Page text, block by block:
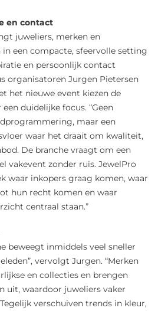
en contact
juweliers, merken en
in een compacte, sfeervolle setting
en persoonlijk contact
organisatoren Jurgen Pietersen
het nieuwe event kiezen de
duidelijke focus. “Geen
maar een
waar het draait om kwaliteit,
De branche vraagt om een
vakevent zonder ruis. JewelPro
waar inkopers graag komen, waar
hun recht komen en waar
centraal staan.”
beweegt inmiddels veel sneller
vervolgt Jurgen. “Merken
en collecties en brengen
uit, waardoor juweliers vaker
verschuiven trends in kleur,